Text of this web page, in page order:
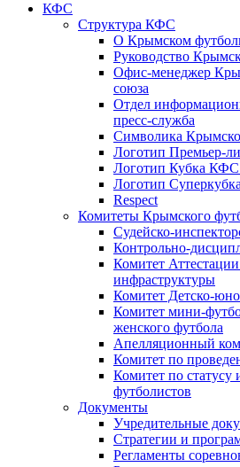
КФС
Структура КФС
О Крымском
Руководство
Офис-менеджер
союза
Отдел
пресс-служба
Символика
Логотип Премьер-
Логотип Кубка КФС
Логотип
Respect
Комитеты Крымского
Судейско-
Контрольно-
Комитет
инфраструктуры
Комитет Детско-
Комитет мини-
женского футбола
Апелляционный
Комитет по
Комитет по статусу
футболистов
Документы
Учредительные
Стратегии и
Регламенты